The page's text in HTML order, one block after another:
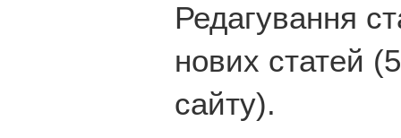
Редагування
нових статей
сайту).